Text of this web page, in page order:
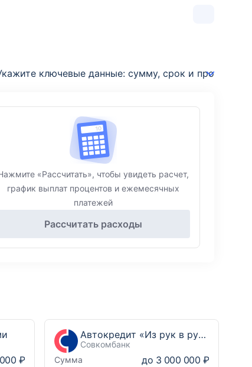
ключевые данные: сумму, срок и
«Рассчитать», чтобы увидеть расчет,
график выплат процентов и ежемесячных
платежей
Рассчитать расходы
₽
Автокредит «Из рук в руки Выгодный»
Совкомбанк
Сумма
до 3 000 000 ₽